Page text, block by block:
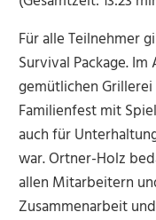
Für alle Teilnehmer
Survival Package.
gemütlichen
Familienfest mit
auch für
war. Ortner-Holz
allen Mitarbeitern
Zusammenarbeit